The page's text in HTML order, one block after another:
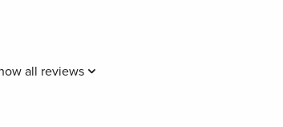
all reviews